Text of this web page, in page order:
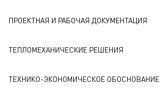
ПРОЕКТНАЯ И РАБОЧАЯ ДОКУМЕНТАЦИЯ
ТЕПЛОМЕХАНИЧЕСКИЕ РЕШЕНИЯ
ТЕХНИКО-ЭКОНОМИЧЕСКОЕ ОБОСНОВАНИЕ